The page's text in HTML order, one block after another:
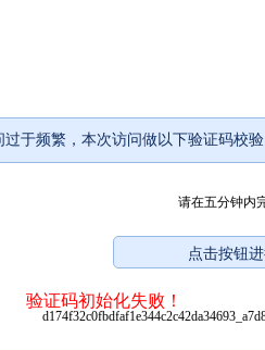
过于频繁，本次访问做以下验证码校验
请在五分钟内
验证码初始化失败！